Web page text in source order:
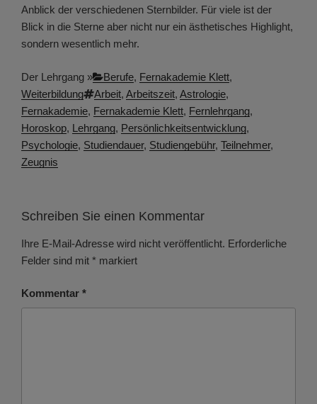
Anblick der verschiedenen Sternbilder. Für viele ist der
Blick in die Sterne aber nicht nur ein ästhetisches Highlight,
sondern wesentlich mehr.
Der Lehrgang » Kategorien
Berufe, Fernakademie Klett,
Weiterbildung
Schlagwörter
Arbeit, Arbeitszeit, Astrologie,
Fernakademie, Fernakademie Klett, Fernlehrgang,
Horoskop, Lehrgang, Persönlichkeitsentwicklung,
Psychologie, Studiendauer, Studiengebühr, Teilnehmer,
Zeugnis
Schreiben Sie einen Kommentar
Ihre E-Mail-Adresse wird nicht veröffentlicht. Erforderliche
Felder sind mit * markiert
Kommentar *